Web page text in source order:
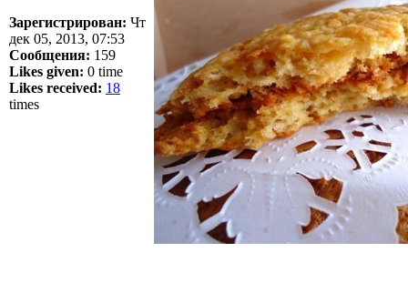
Зарегистрирован: Чт
дек 05, 2013, 07:53
Сообщения: 159
Likes given: 0 time
Likes received: 18
times